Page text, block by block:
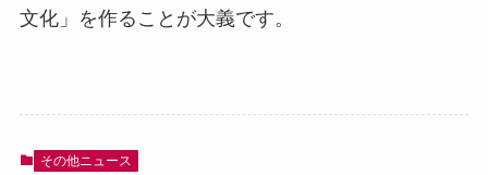
文化」を作ることが大義です。
その他ニュース